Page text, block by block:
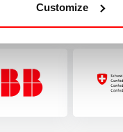
Customize